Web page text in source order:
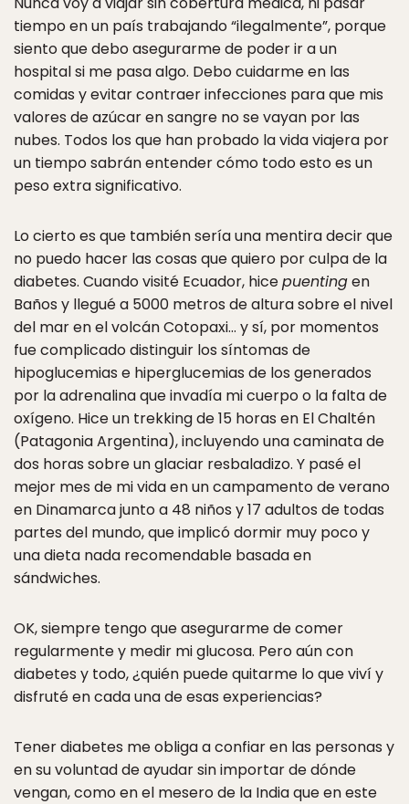
tiempo en un país trabajando “ilegalmente”, porque
siento que debo asegurarme de poder ir a un
hospital si me pasa algo. Debo cuidarme en las
comidas y evitar contraer infecciones para que mis
valores de azúcar en sangre no se vayan por las
nubes. Todos los que han probado la vida viajera por
un tiempo sabrán entender cómo todo esto es un
peso extra significativo.
Lo cierto es que también sería una mentira decir que
no puedo hacer las cosas que quiero por culpa de la
diabetes. Cuando visité Ecuador, hicepuentingen
Baños y llegué a 5000 metros de altura sobre el nivel
del mar en el volcán Cotopaxi… y sí, por momentos
fue complicado distinguir los síntomas de
hipoglucemias e hiperglucemias de los generados
por la adrenalina que invadía mi cuerpo o la falta de
oxígeno. Hice un trekking de 15 horas en El Chaltén
(Patagonia Argentina), incluyendo una caminata de
dos horas sobre un glaciar resbaladizo. Y pasé el
mejor mes de mi vida en un campamento de verano
en Dinamarca junto a 48 niños y 17 adultos de todas
partes del mundo, que implicó dormir muy poco y
una dieta nada recomendable basada en
sándwiches.
OK, siempre tengo que asegurarme de comer
regularmente y medir mi glucosa. Pero aún con
diabetes y todo, ¿quién puede quitarme lo que viví y
disfruté en cada una de esas experiencias?
Tener diabetes me obliga a confiar en las personas y
en su voluntad de ayudar sin importar de dónde
vengan, como en el mesero de la India que en este